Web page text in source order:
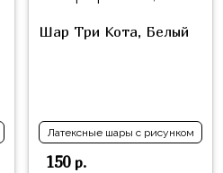
Шар Три Кота, Белый
Латексные шары с рисунком
150р.